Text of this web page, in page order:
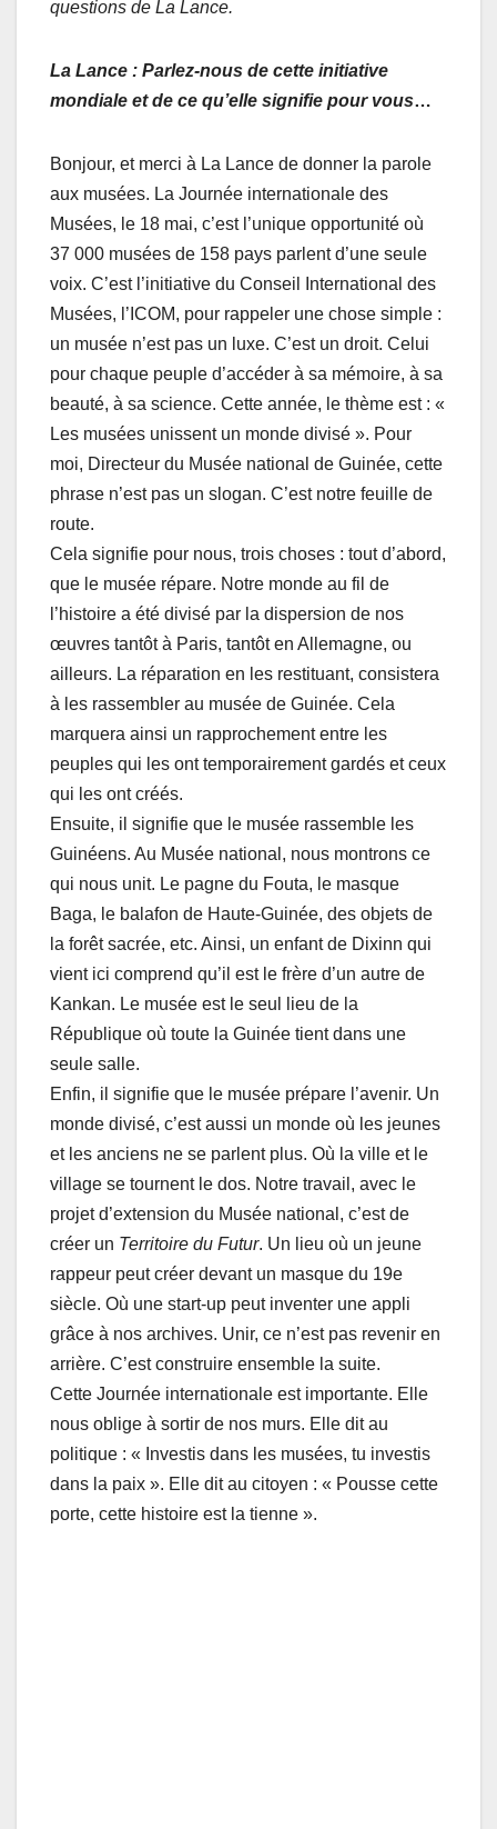
questions de La Lance.
La Lance : Parlez-nous de cette initiative
mondiale et de ce qu’elle signifie pour vous…
Bonjour, et merci à La Lance de donner la parole
aux musées. La Journée internationale des
Musées, le 18 mai, c’est l’unique opportunité où
37 000 musées de 158 pays parlent d’une seule
voix. C’est l’initiative du Conseil International des
Musées, l’ICOM, pour rappeler une chose simple :
un musée n’est pas un luxe. C’est un droit. Celui
pour chaque peuple d’accéder à sa mémoire, à sa
beauté, à sa science. Cette année, le thème est : «
Les musées unissent un monde divisé ». Pour
moi, Directeur du Musée national de Guinée, cette
phrase n’est pas un slogan. C’est notre feuille de
route.
Cela signifie pour nous, trois choses : tout d’abord,
que le musée répare. Notre monde au fil de
l’histoire a été divisé par la dispersion de nos
œuvres tantôt à Paris, tantôt en Allemagne, ou
ailleurs. La réparation en les restituant, consistera
à les rassembler au musée de Guinée. Cela
marquera ainsi un rapprochement entre les
peuples qui les ont temporairement gardés et ceux
qui les ont créés.
Ensuite, il signifie que le musée rassemble les
Guinéens. Au Musée national, nous montrons ce
qui nous unit. Le pagne du Fouta, le masque
Baga, le balafon de Haute-Guinée, des objets de
la forêt sacrée, etc. Ainsi, un enfant de Dixinn qui
vient ici comprend qu’il est le frère d’un autre de
Kankan. Le musée est le seul lieu de la
République où toute la Guinée tient dans une
seule salle.
Enfin, il signifie que le musée prépare l’avenir. Un
monde divisé, c’est aussi un monde où les jeunes
et les anciens ne se parlent plus. Où la ville et le
village se tournent le dos. Notre travail, avec le
projet d’extension du Musée national, c’est de
créer un Territoire du Futur. Un lieu où un jeune
rappeur peut créer devant un masque du 19e
siècle. Où une start-up peut inventer une appli
grâce à nos archives. Unir, ce n’est pas revenir en
arrière. C’est construire ensemble la suite.
Cette Journée internationale est importante. Elle
nous oblige à sortir de nos murs. Elle dit au
politique : « Investis dans les musées, tu investis
dans la paix ». Elle dit au citoyen : « Pousse cette
porte, cette histoire est la tienne ».